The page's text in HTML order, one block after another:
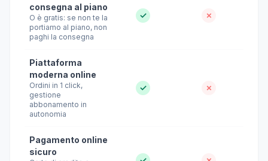
consegna al piano
O è gratis: se non te la
portiamo al piano, non
paghi la consegna
✓ ✗
Piattaforma
moderna online
Ordini in 1 click,
gestione
abbonamento in
autonomia
✓ ✗
Pagamento online
sicuro